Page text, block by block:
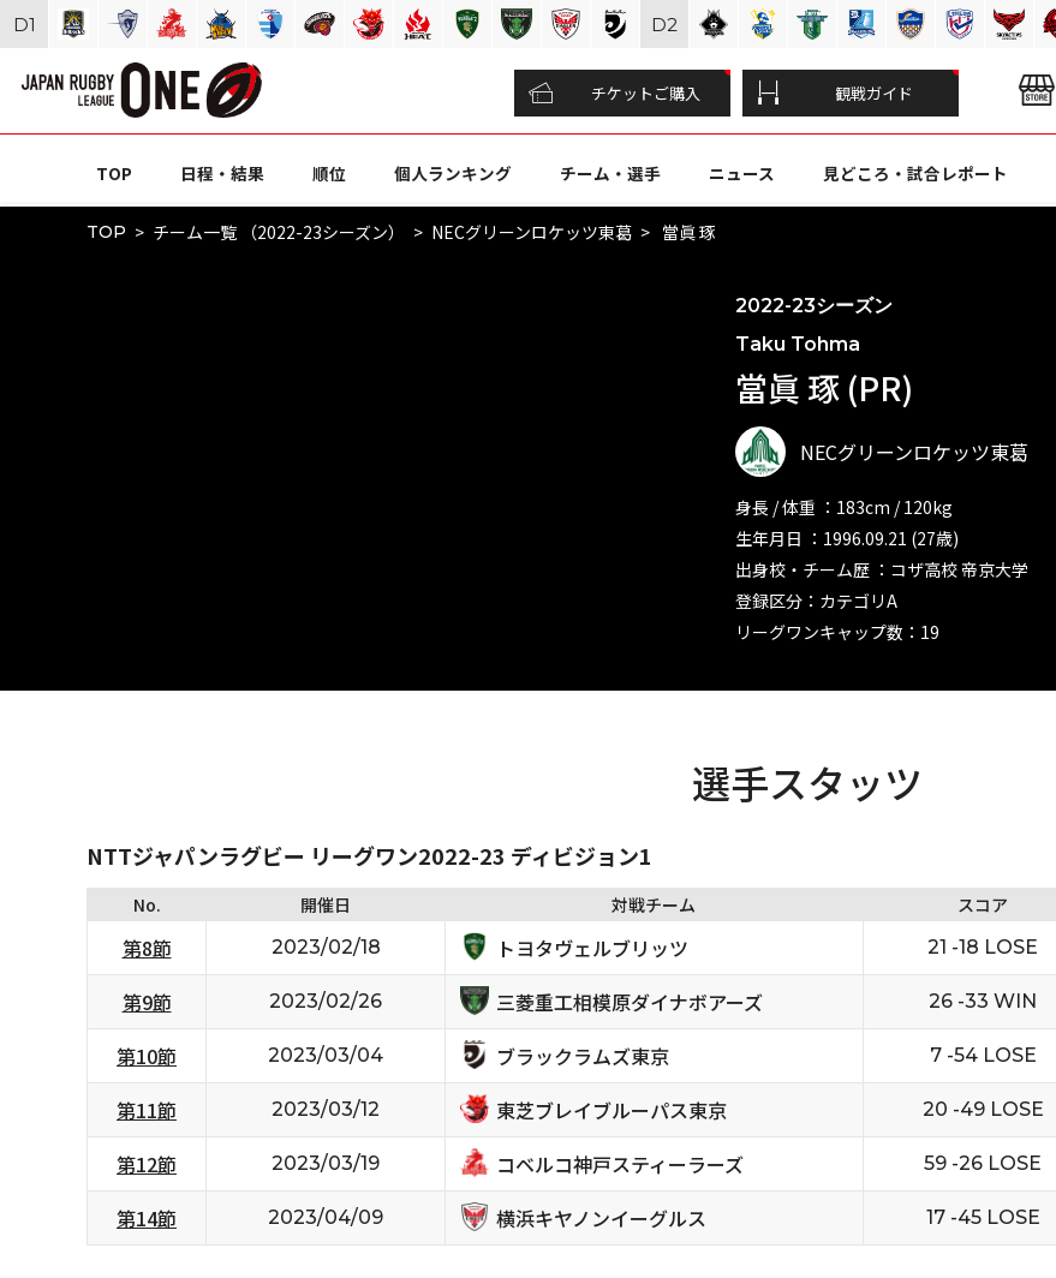
チケットご購入 観戦ガイド
TOP 日程・結果 順位 個人ランキング チーム・選手 ニュース 見どころ・試合レポート
TOP チーム一覧 （2022-23シーズン） NECグリーンロケッツ東葛 當眞 琢
2022-23シーズン
Taku Tohma
當眞 琢 (PR)
NECグリーンロケッツ東葛
身長 / 体重 ：183cm / 120kg
生年月日 ：1996.09.21 (27歳)
出身校・チーム歴 ：コザ高校 帝京大学
登録区分：カテゴリA
リーグワンキャップ数：19
選手スタッツ
NTTジャパンラグビー リーグワン2022-23 ディビジョン1
No. 開催日 対戦チーム スコア
第8節 2023/02/18 トヨタヴェルブリッツ 21 -18 LOSE
第9節 2023/02/26 三菱重工相模原ダイナボアーズ 26 -33 WIN
第10節 2023/03/04 ブラックラムズ東京 7 -54 LOSE
第11節 2023/03/12 東芝ブレイブルーパス東京 20 -49 LOSE
第12節 2023/03/19 コベルコ神戸スティーラーズ 59 -26 LOSE
第14節 2023/04/09 横浜キヤノンイーグルス 17 -45 LOSE
D1 D2